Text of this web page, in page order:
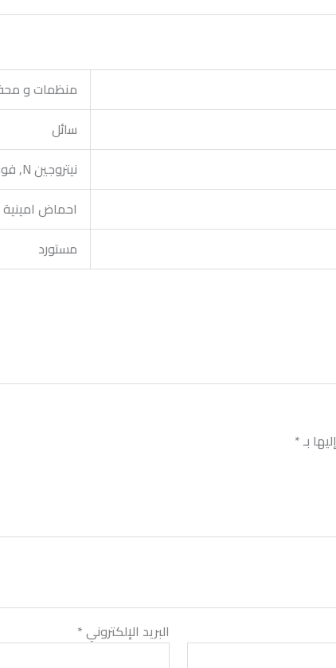
منظمات و
سائل
نيتروجين N, فوسفورP
احماض امينية
مستورد
بـ*
البريد الإلكتروني*